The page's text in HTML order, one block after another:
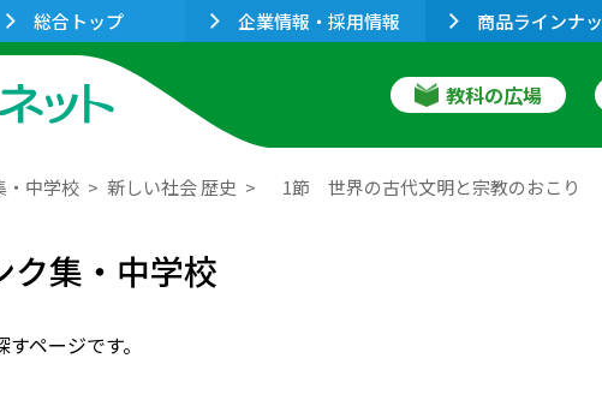
総合トップ 企業情報・採用情報 商品ラインナ
教科の広場
・中学校 新しい社会 歴史 1節 世界の古代文明と宗教のおこり
ク集・中学校
ページです。